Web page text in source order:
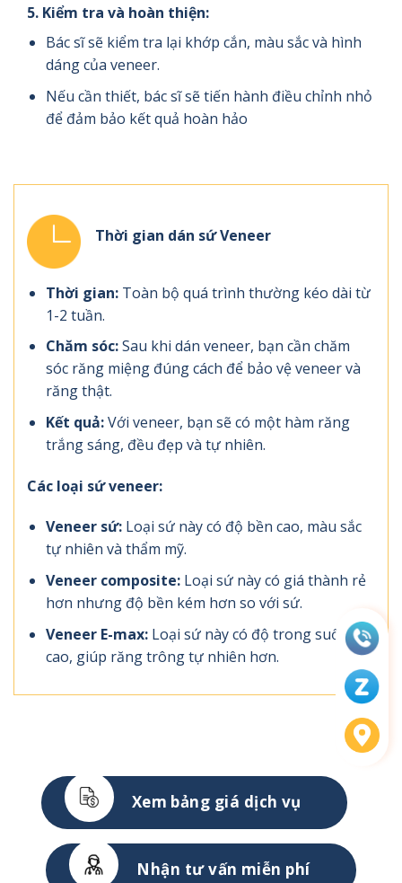
5. Kiểm tra và hoàn thiện:
Bác sĩ sẽ kiểm tra lại khớp cắn, màu sắc và hình
dáng của veneer.
Nếu cần thiết, bác sĩ sẽ tiến hành điều chỉnh nhỏ
để đảm bảo kết quả hoàn hảo
Thời gian dán sứ Veneer
Thời gian:Toàn bộ quá trình thường kéo dài từ
1-2 tuần.
Chăm sóc:Sau khi dán veneer, bạn cần chăm
sóc răng miệng đúng cách để bảo vệ veneer và
răng thật.
Kết quả:Với veneer, bạn sẽ có một hàm răng
trắng sáng, đều đẹp và tự nhiên.
Các loại sứ veneer:
Veneer sứ:Loại sứ này có độ bền cao, màu sắc
tự nhiên và thẩm mỹ.
Veneer composite:Loại sứ này có giá thành rẻ
hơn nhưng độ bền kém hơn so với sứ.
Veneer E-max:Loại sứ này có độ trong suốt
cao, giúp răng trông tự nhiên hơn.
Xem bảng giá dịch vụ
Nhận tư vấn miễn phí